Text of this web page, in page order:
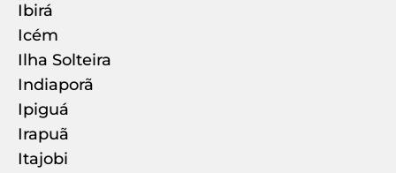
Ibirá
Icém
Ilha Solteira
Indiaporã
Ipiguá
Irapuã
Itajobi